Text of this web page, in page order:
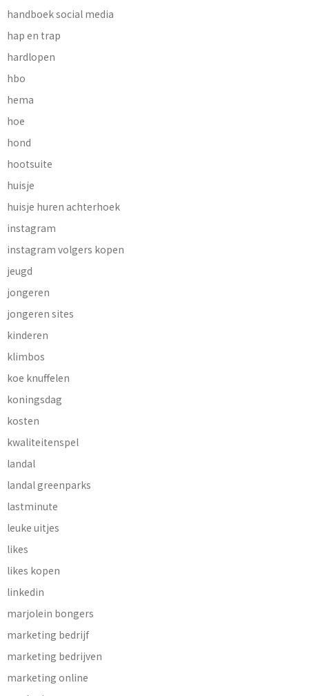
handboek social media
hap en trap
hardlopen
hbo
hema
hoe
hond
hootsuite
huisje
huisje huren achterhoek
instagram
instagram volgers kopen
jeugd
jongeren
jongeren sites
kinderen
klimbos
koe knuffelen
koningsdag
kosten
kwaliteitenspel
landal
landal greenparks
lastminute
leuke uitjes
likes
likes kopen
linkedin
marjolein bongers
marketing bedrijf
marketing bedrijven
marketing online